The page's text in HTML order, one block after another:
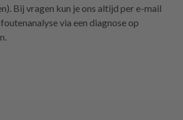
Bij vragen kun je ons altijd per e-mail
via een diagnose op